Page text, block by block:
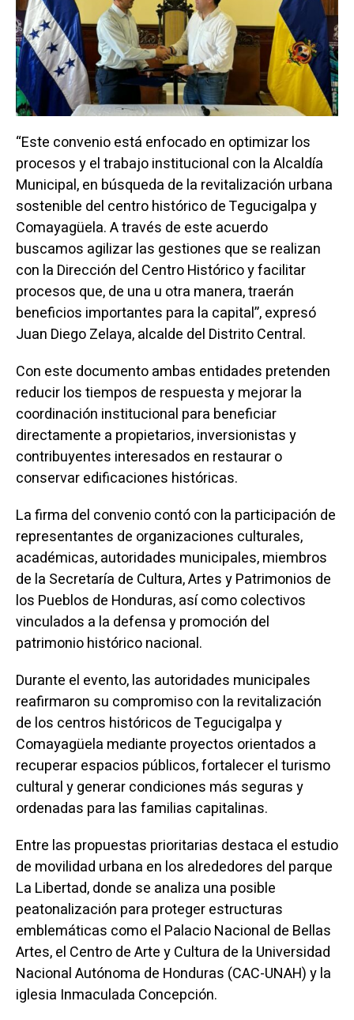
“Este convenio está enfocado en optimizar los
procesos y el trabajo institucional con la Alcaldía
Municipal, en búsqueda de la revitalización urbana
sostenible del centro histórico de Tegucigalpa y
Comayagüela. A través de este acuerdo
buscamos agilizar las gestiones que se realizan
con la Dirección del Centro Histórico y facilitar
procesos que, de una u otra manera, traerán
beneficios importantes para la capital”, expresó
Juan Diego Zelaya, alcalde del Distrito Central.
Con este documento ambas entidades pretenden
reducir los tiempos de respuesta y mejorar la
coordinación institucional para beneficiar
directamente a propietarios, inversionistas y
contribuyentes interesados en restaurar o
conservar edificaciones históricas.
La firma del convenio contó con la participación de
representantes de organizaciones culturales,
académicas, autoridades municipales, miembros
de la Secretaría de Cultura, Artes y Patrimonios de
los Pueblos de Honduras, así como colectivos
vinculados a la defensa y promoción del
patrimonio histórico nacional.
Durante el evento, las autoridades municipales
reafirmaron su compromiso con la revitalización
de los centros históricos de Tegucigalpa y
Comayagüela mediante proyectos orientados a
recuperar espacios públicos, fortalecer el turismo
cultural y generar condiciones más seguras y
ordenadas para las familias capitalinas.
Entre las propuestas prioritarias destaca el estudio
de movilidad urbana en los alrededores del parque
La Libertad, donde se analiza una posible
peatonalización para proteger estructuras
emblemáticas como el Palacio Nacional de Bellas
Artes, el Centro de Arte y Cultura de la Universidad
Nacional Autónoma de Honduras (CAC-UNAH) y la
iglesia Inmaculada Concepción.